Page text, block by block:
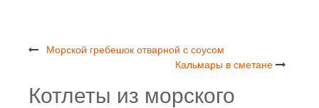
Морской гребешок отварной с соусом
Кальмары в сметане
Котлеты из морского